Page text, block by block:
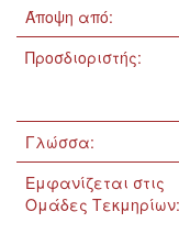
Άποψη από:
Προσδιοριστής:
Γλώσσα:
Εμφανίζεται στις
Ομάδες Τεκμηρίων: